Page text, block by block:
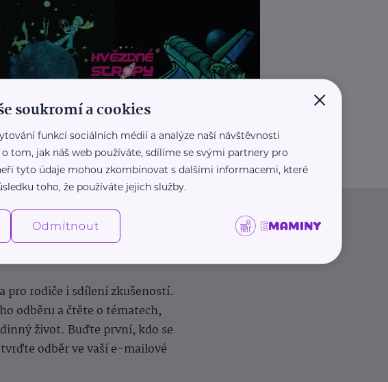
REKLAMA
pro rodiče i sdílení zkušeností.
odběru a čtěte o tématech,
život. Buďte první, kdo se
odběr ve vaší e-mailové
×
soukromí a cookies
funkcí sociálních médií a analýze naší návštěvnosti
tom, jak náš web používáte, sdílíme se svými partnery pro
tyto údaje mohou zkombinovat s dalšími informacemi, které
toho, že používáte jejich služby.
Odmítnout